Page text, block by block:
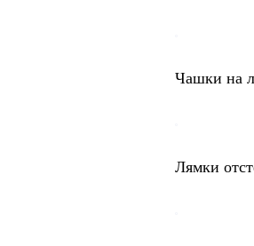
Чашки на
Лямки